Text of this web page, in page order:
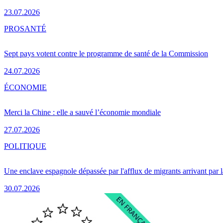
23.07.2026
Sept pays votent contre le programme de santé de la Commission
24.07.2026
PROSANTÉ
Merci la Chine : elle a sauvé l’économie mondiale
27.07.2026
ÉCONOMIE
Une enclave espagnole dépassée par l'afflux de migrants arrivant par
30.07.2026
POLITIQUE